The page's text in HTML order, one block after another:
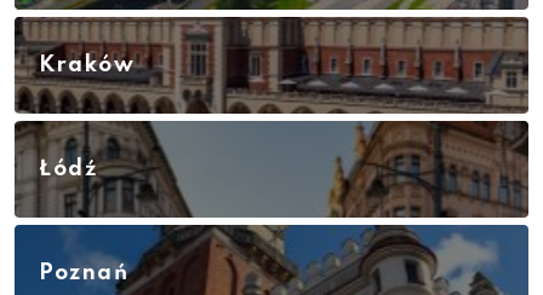
Kraków
Łódź
Poznań